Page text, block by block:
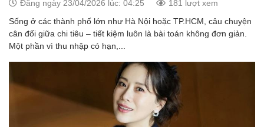
Đăng ngày 23/04/2026 lúc: 04:25 181 lượt xem
Sống ở các thành phố lớn như Hà Nội hoặc TP.HCM, câu chuyện
cân đối giữa chi tiêu – tiết kiệm luôn là bài toán không đơn giản.
Một phần vì thu nhập có hạn,...